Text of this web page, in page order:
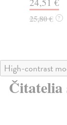
25,80 € ?
High-contrast
Čitatelia